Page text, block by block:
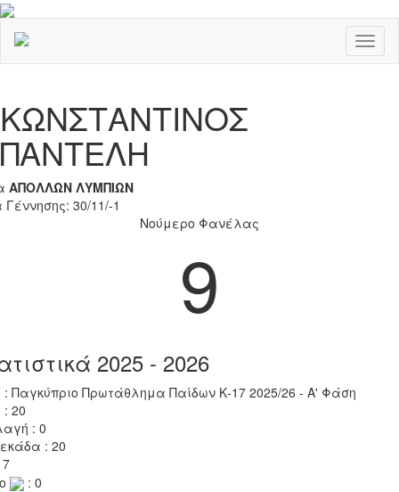
ΚΩΝΣΤΑΝΤΙΝΟΣ
ΠΑΝΤΕΛΗ
ΑΠΟΛΛΩΝ ΛΥΜΠΙΩΝ
30/11/-1
Νούμερο Φανέλας
9
2025 - 2026
: Παγκύπριο Πρωτάθλημα Παίδων Κ-17 2025/26 - Α' Φάση
20
: 0
: 20
: 0